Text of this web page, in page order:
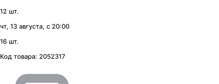
12 шт.
чт, 13 августа, с 20:00
16 шт.
Код товара: 2052317